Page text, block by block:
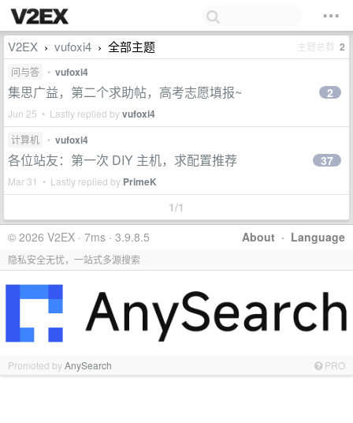
V2EX › vufoxi4 › 全部主题 主题总数 2
问与答 • vufoxi4
集思广益，第二个求助帖，高考志愿填报~
Jun 25 • Lastly replied byvufoxi4
2
计算机 • vufoxi4
各位站友：第一次 DIY 主机，求配置推荐
Mar 31 • Lastly replied by PrimeK
37
1/1
About · Language
© 2026 V2EX · 7ms · 3.9.8.5
隐私安全无忧，一站式多源搜索
Promoted byAnySearch PRO